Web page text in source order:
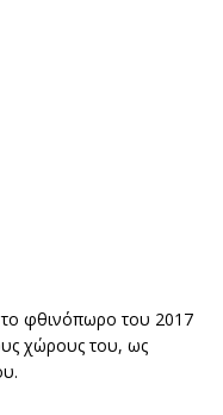
το φθινόπωρο του 2017
χώρους του, ως